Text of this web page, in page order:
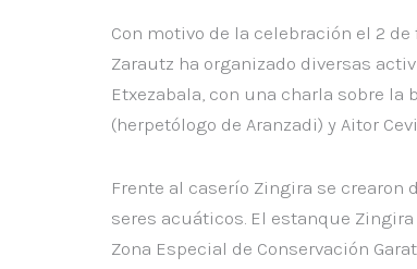
Con motivo de la celebración el 2
Zarautz ha organizado diversas
Etxezabala, con una charla sobre
(herpetólogo de Aranzadi) y Aitor
Frente al caserío Zingira se
seres acuáticos. El estanque
Zona Especial de Conservación